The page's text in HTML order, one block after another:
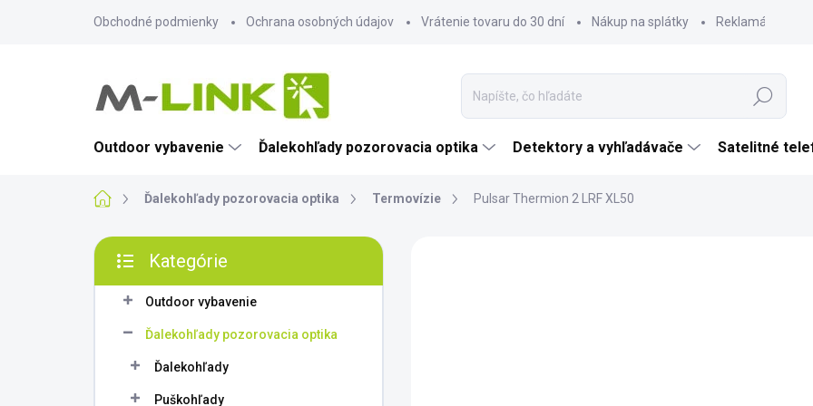
Obchodné podmienky Ochrana osobných údajov Vrátenie tovaru do 30 dní Nákup na splátky Reklamácia
Hľadať
Outdoor vybavenie Ďalekohľady pozorovacia optika Detektory a vyhľadávače Satelitné
DomovĎalekohľady pozorovacia optika Termovízie Pulsar Thermion 2 LRF XL50
B
č
kategórie
Kategórie
Outdoor vybavenie
Ďalekohľady pozorovacia optika
Ďalekohľady
Puškohľady